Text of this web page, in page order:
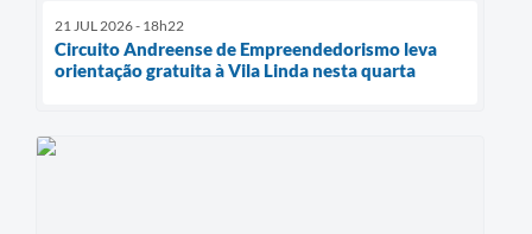
21 JUL 2026 - 18h22
Circuito Andreense de Empreendedorismo leva
orientação gratuita à Vila Linda nesta quarta